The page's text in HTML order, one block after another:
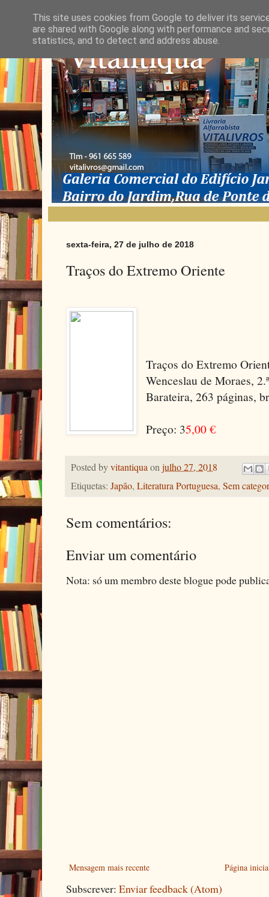
sexta-feira, 27 de julho de 2018
Traços do Extremo Oriente
Traços do Extremo
Wenceslau de Moraes,
Barateira, 263 páginas,
Preço: 35,00 €
Posted byvitantiquaonjulho 27, 2018
Etiquetas: Japão, Literatura Portuguesa, Sem
Sem comentários:
Enviar um comentário
Nota: só um membro deste blogue pode
Mensagem mais recente Página
Subscrever: Enviar feedback (Atom)
This site uses cookies from Google to deliver its
are shared with Google along with performance and
statistics, and to detect and address abuse.